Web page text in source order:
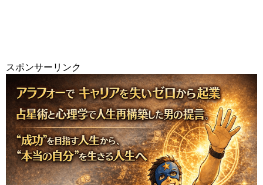
スポンサーリンク